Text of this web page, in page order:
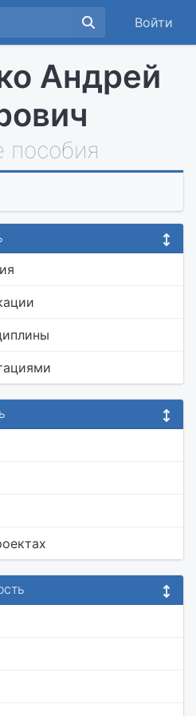
Войти
Андрей
пособия